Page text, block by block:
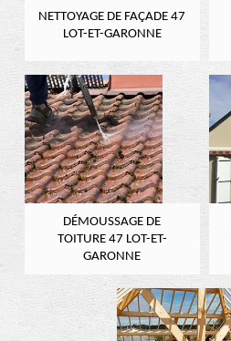
NETTOYAGE DE FAÇADE 47
LOT-ET-GARONNE
DÉMOUSSAGE DE
TOITURE 47 LOT-ET-
GARONNE